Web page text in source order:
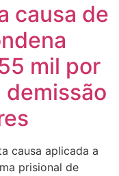
causa de
mil por
causa aplicada a
prisional de